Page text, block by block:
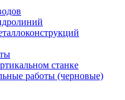
станке
работы (черновые)